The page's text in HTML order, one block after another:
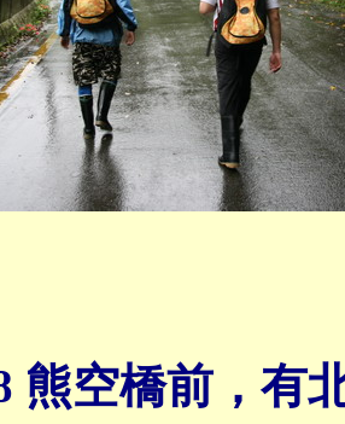
熊空橋前，有